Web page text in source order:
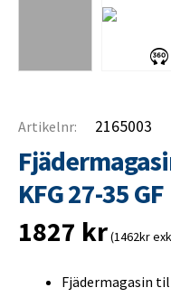
Artikelnr: 2165003
KFG 27-35 GF
1827 kr(1462kr
Fjädermagasin